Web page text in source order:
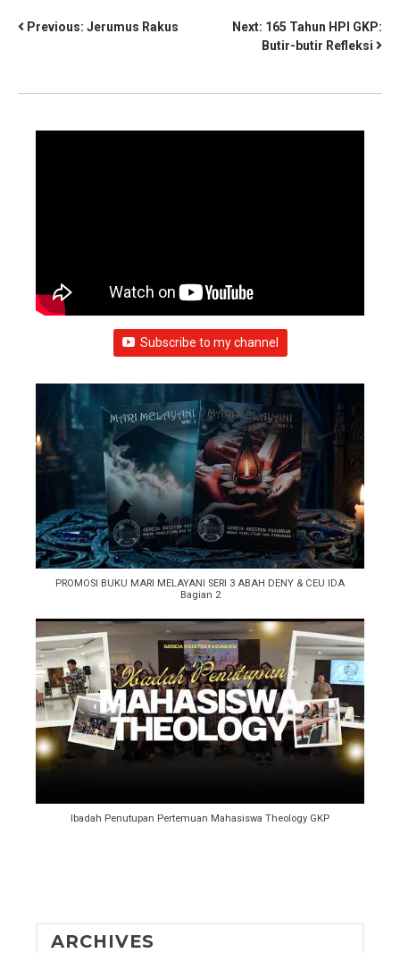
Previous: Jerumus Rakus Next: 165 Tahun HPI GKP:
Butir-butir Refleksi
Subscribe to my channel
PROMOSI BUKU MARI MELAYANI SERI 3 ABAH DENY & CEU IDA
Bagian 2
Ibadah Penutupan Pertemuan Mahasiswa Theology GKP
ARCHIVES